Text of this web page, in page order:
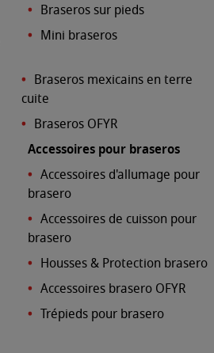
Braseros sur pieds
Mini braseros
Braseros mexicains en terre
cuite
Braseros OFYR
Accessoires pour braseros
Accessoires d'allumage pour
brasero
Accessoires de cuisson pour
brasero
Housses & Protection brasero
Accessoires brasero OFYR
Trépieds pour brasero